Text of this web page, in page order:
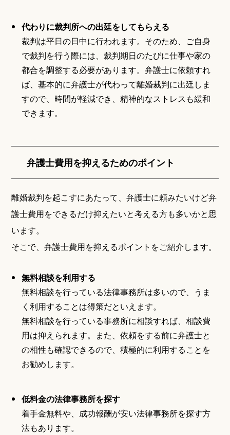
代わりに裁判所への出廷をしてもらえる
裁判は平日の日中に行われます。そのため、ご自身
で裁判を行う際には、裁判期日のたびに仕事や家の
都合を調整する必要があります。弁護士に依頼すれ
ば、基本的に弁護士が代わって離婚裁判に出廷しま
すので、時間が軽減でき、精神的なストレスも緩和
できます。
弁護士費用を抑えるためのポイント
離婚裁判を起こすにあたって、弁護士に頼みたいけど弁
護士費用をできるだけ抑えたいと考える方も多いかと思
います。
そこで、弁護士費用を抑えるポイントをご紹介します。
無料相談を利用する
無料相談を行っている法律事務所は多いので、うま
く利用することは得策だといえます。
無料相談を行っている事務所に相談すれば、相談費
用は抑えられます。また、依頼をする前に弁護士と
の相性も確認できるので、積極的に利用することを
お勧めします。
低料金の法律事務所を探す
着手金無料や、成功報酬が安い法律事務所を探す方
法もあります。